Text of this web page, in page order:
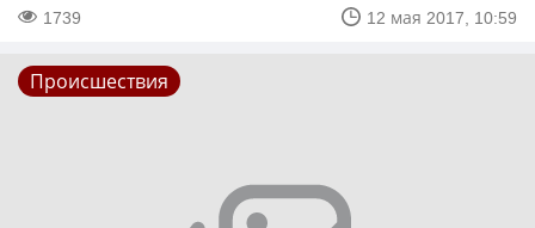
1739 12 мая 2017, 10:59
Происшествия